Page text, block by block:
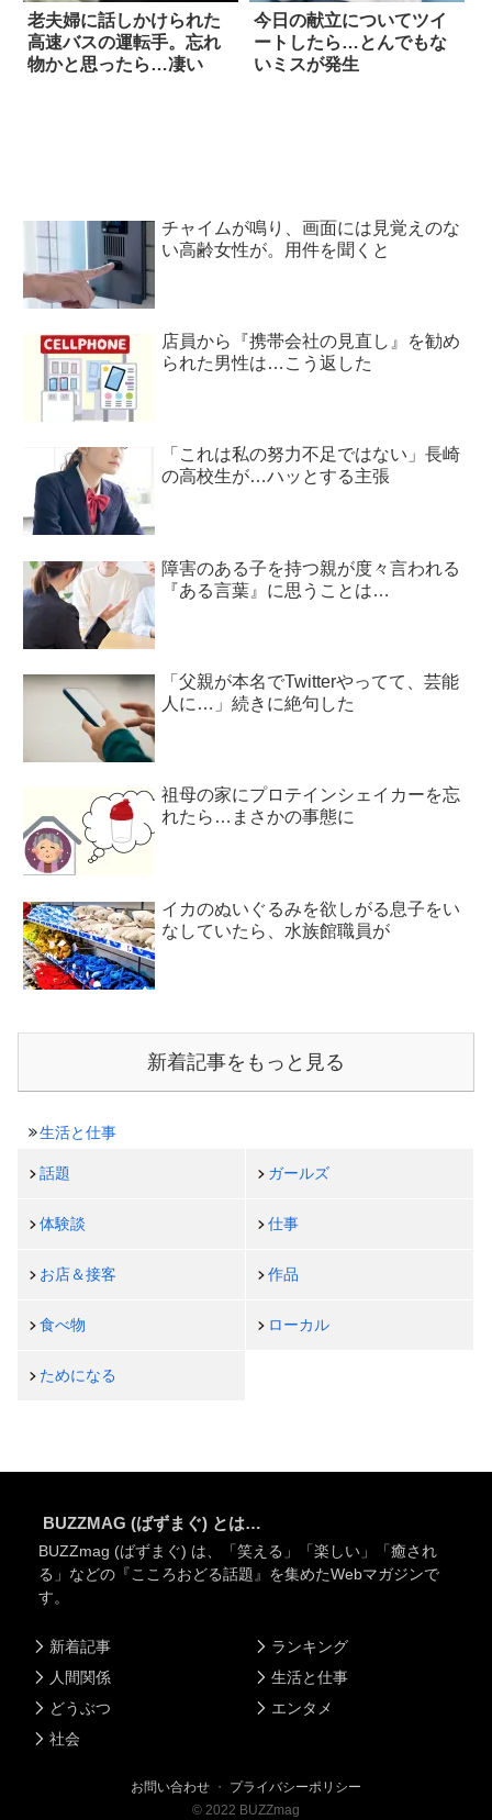
老夫婦に話しかけられた
高速バスの運転手。忘れ
物かと思ったら…凄い
今日の献立についてツイ
ートしたら…とんでもな
いミスが発生
チャイムが鳴り、画面には見覚えのな
い高齢女性が。用件を聞くと
店員から『携帯会社の見直し』を勧め
られた男性は…こう返した
「これは私の努力不足ではない」長崎
の高校生が…ハッとする主張
障害のある子を持つ親が度々言われる
『ある言葉』に思うことは…
「父親が本名でTwitterやってて、芸能
人に…」続きに絶句した
祖母の家にプロテインシェイカーを忘
れたら…まさかの事態に
イカのぬいぐるみを欲しがる息子をい
なしていたら、水族館職員が
新着記事をもっと見る
生活と仕事
話題 ガールズ
体験談 仕事
お店＆接客 作品
食べ物 ローカル
ためになる
BUZZMAG (ばずまぐ) とは…
BUZZmag (ばずまぐ) は、「笑える」「楽しい」「癒され
る」などの『こころおどる話題』を集めたWebマガジンで
す。
新着記事
人間関係
どうぶつ
社会
ランキング
生活と仕事
エンタメ
お問い合わせ ・ プライバシーポリシー
© 2022 BUZZmag